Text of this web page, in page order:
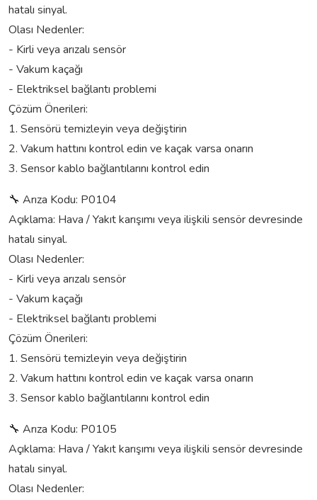
hatalı sinyal.
Olası Nedenler:
- Kirli veya arızalı sensör
- Vakum kaçağı
- Elektriksel bağlantı problemi
Çözüm Önerileri:
1. Sensörü temizleyin veya değiştirin
2. Vakum hattını kontrol edin ve kaçak varsa onarın
3. Sensor kablo bağlantılarını kontrol edin
🔧 Arıza Kodu: P0104
Açıklama: Hava / Yakıt karışımı veya ilişkili sensör devresinde
hatalı sinyal.
Olası Nedenler:
- Kirli veya arızalı sensör
- Vakum kaçağı
- Elektriksel bağlantı problemi
Çözüm Önerileri:
1. Sensörü temizleyin veya değiştirin
2. Vakum hattını kontrol edin ve kaçak varsa onarın
3. Sensor kablo bağlantılarını kontrol edin
🔧 Arıza Kodu: P0105
Açıklama: Hava / Yakıt karışımı veya ilişkili sensör devresinde
hatalı sinyal.
Olası Nedenler: